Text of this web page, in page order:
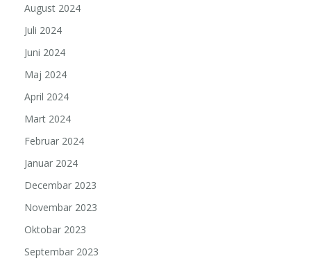
August 2024
Juli 2024
Juni 2024
Maj 2024
April 2024
Mart 2024
Februar 2024
Januar 2024
Decembar 2023
Novembar 2023
Oktobar 2023
Septembar 2023